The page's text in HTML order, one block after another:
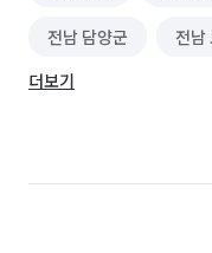
전남 담양군 전남
전남 장성군
더보기